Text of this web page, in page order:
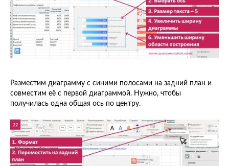
Разместим диаграмму с синими полосами на задний план и
совместим её с первой диаграммой. Нужно, чтобы
получилась одна общая ось по центру.